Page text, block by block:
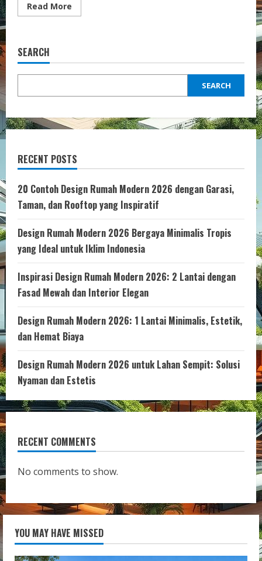
Read More
more
Tidur
SEARCH
SEARCH
RECENT POSTS
20 Contoh Design Rumah Modern 2026 dengan Garasi,
Taman, dan Rooftop yang Inspiratif
Design Rumah Modern 2026 Bergaya Minimalis Tropis
yang Ideal untuk Iklim Indonesia
Inspirasi Design Rumah Modern 2026: 2 Lantai dengan
Fasad Mewah dan Interior Elegan
Design Rumah Modern 2026: 1 Lantai Minimalis, Estetik,
dan Hemat Biaya
Design Rumah Modern 2026 untuk Lahan Sempit: Solusi
Nyaman dan Estetis
RECENT COMMENTS
No comments to show.
YOU MAY HAVE MISSED